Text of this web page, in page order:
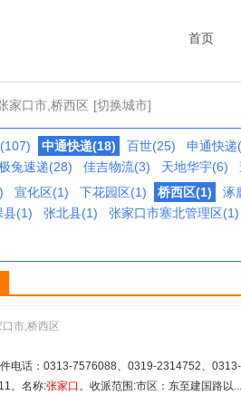
首页
家口市,桥西区 [切换城市]
中通快递(18) 百世(25)
申通快递
兔速递(28) 佳吉物流(3) 天地华宇(6)
宣化区(1) 下花园区(1) 桥西区(1)
涿
县(1) 张北县(1)
张家口市塞北管理区(1)
市,桥西区
电话：0313-7576088、0319-2314752、
。名称:张家口 。收派范围:市区：东至建国路以